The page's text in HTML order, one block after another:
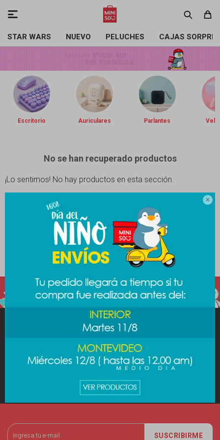

STAR WARS NUEVO PELUCHES CAJAS

Escritorio Auriculares Parlantes
No se han recuperado productos
¡Lo sentimos! No hay productos en esta sección.
secciones de nuestro catálogo.
Colección:Star Wars
SUSCRIBIRME